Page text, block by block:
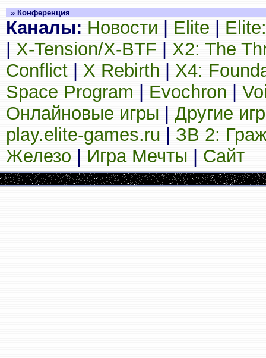
» Конференция
Каналы: Новости Elite
X-Tension/X-BTF
X2: The
Conflict
X Rebirth
X4:
Space Program
Evochron
Онлайновые игры
Другие
play.elite-games.ru
ЗВ 2:
Железо
Игра Мечты Сайт